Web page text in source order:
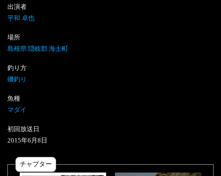
出演者
平和 卓也
場所
島根県 隠岐郡 海士町
釣り方
磯釣り
魚種
マダイ
初回放送日
2015年6 月 8 日
チャプター